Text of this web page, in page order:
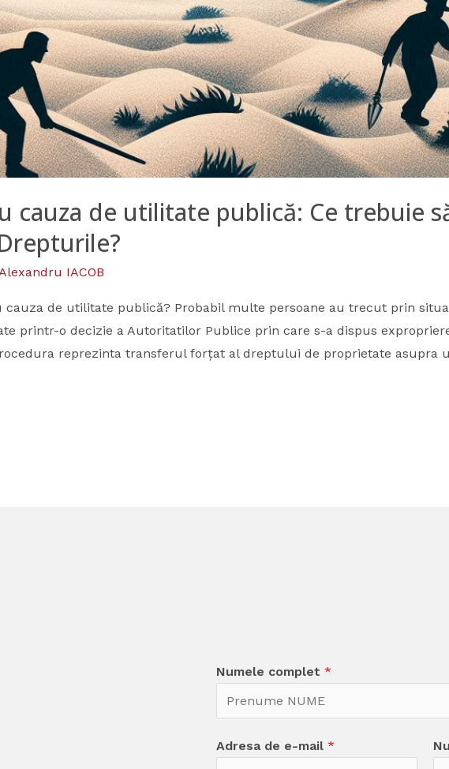
cauza de utilitate publică: Ce trebuie
IACOB
cauza de utilitate publică? Probabil multe persoane au trecut prin
printr-o decizie a Autoritatilor Publice prin care s-a dispus
reprezinta transferul forțat al dreptului de proprietate asupra
Numele complet *
Adresa de e-mail *